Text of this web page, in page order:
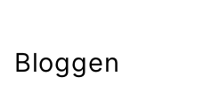
Bloggen